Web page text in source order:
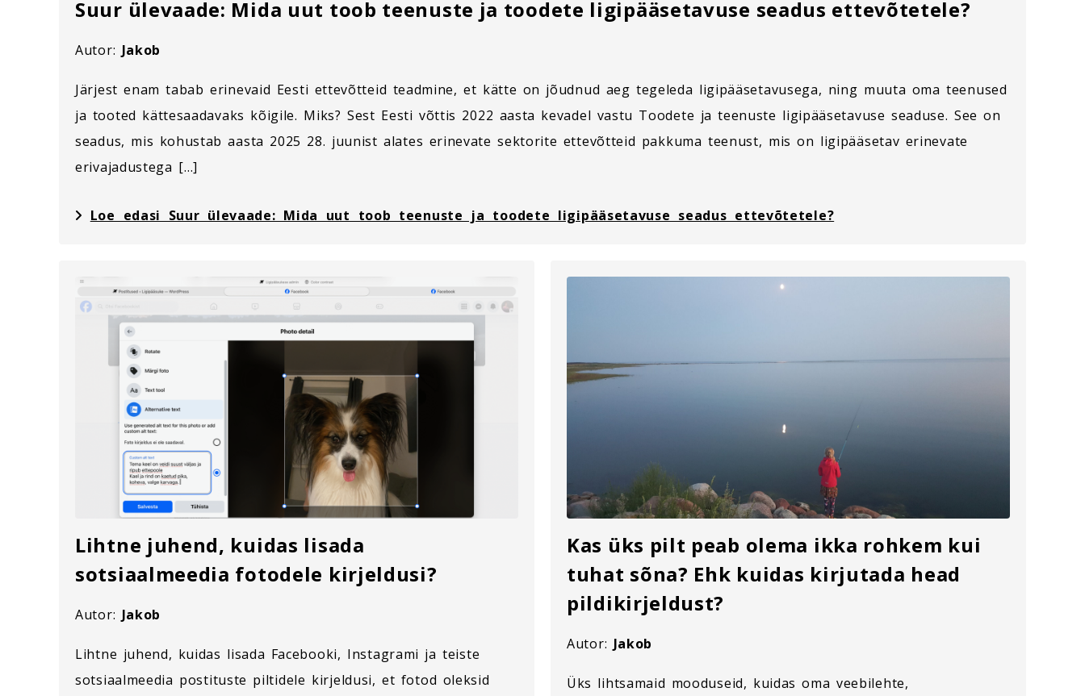
Suur ülevaade: Mida uut toob teenuste ja toodete ligipääsetavuse seadus ettevõtetele?
Autor: Jakob
Järjest enam tabab erinevaid Eesti ettevõtteid teadmine, et kätte on jõudnud aeg tegeleda ligipääsetavusega, ning muuta oma teenused
ja tooted kättesaadavaks kõigile. Miks? Sest Eesti võttis 2022 aasta kevadel vastu Toodete ja teenuste ligipääsetavuse seaduse. See on
seadus, mis kohustab aasta 2025 28. juunist alates erinevate sektorite ettevõtteid pakkuma teenust, mis on ligipääsetav erinevate
erivajadustega […]
Loe edasi Suur ülevaade: Mida uut toob teenuste ja toodete ligipääsetavuse seadus ettevõtetele?
Lihtne juhend, kuidas lisada
sotsiaalmeedia fotodele kirjeldusi?
Autor: Jakob
Lihtne juhend, kuidas lisada Facebooki, Instagrami ja teiste
sotsiaalmeedia postituste piltidele kirjeldusi, et fotod oleksid
Kas üks pilt peab olema ikka rohkem kui
tuhat sõna? Ehk kuidas kirjutada head
pildikirjeldust?
Autor: Jakob
Üks lihtsamaid mooduseid, kuidas oma veebilehte,